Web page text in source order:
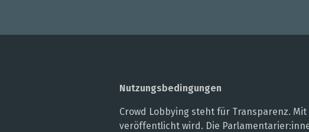
Nutzungsbedingungen
Crowd Lobbying steht für Transparenz.
veröffentlicht wird. Die